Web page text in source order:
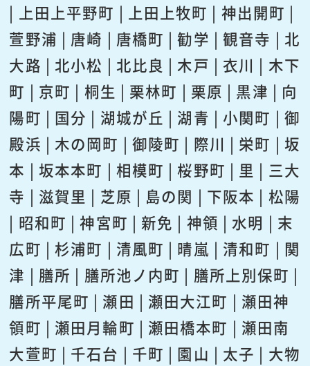
| 上田上平野町 | 上田上牧町 | 神出開町 |
萱野浦 | 唐崎 | 唐橋町 | 勧学 | 観音寺 | 北
大路 | 北小松 | 北比良 | 木戸 | 衣川 | 木下
町 | 京町 | 桐生 | 栗林町 | 栗原 | 黒津 | 向
陽町 | 国分 | 湖城が丘 | 湖青 | 小関町 | 御
殿浜 | 木の岡町 | 御陵町 | 際川 | 栄町 | 坂
本 | 坂本本町 | 相模町 | 桜野町 | 里 | 三大
寺 | 滋賀里 | 芝原 | 島の関 | 下阪本 | 松陽
| 昭和町 | 神宮町 | 新免 | 神領 | 水明 | 末
広町 | 杉浦町 | 清風町 | 晴嵐 | 清和町 | 関
津 | 膳所 | 膳所池ノ内町 | 膳所上別保町 |
膳所平尾町 | 瀬田 | 瀬田大江町 | 瀬田神
領町 | 瀬田月輪町 | 瀬田橋本町 | 瀬田南
大萱町 | 千石台 | 千町 | 園山 | 太子 | 大物